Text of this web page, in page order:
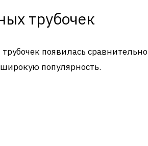
трубочек
появилась сравнительно
популярность.